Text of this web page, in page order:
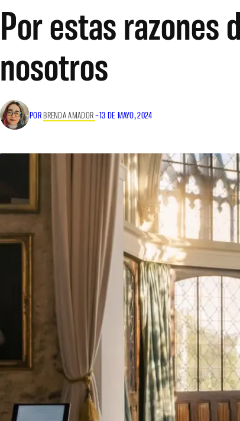
Por estas razones
nosotros
POR BRENDA AMADOR–13 DE MAYO, 2024